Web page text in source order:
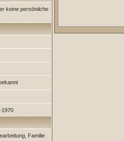
keine persönliche
1970
Familie